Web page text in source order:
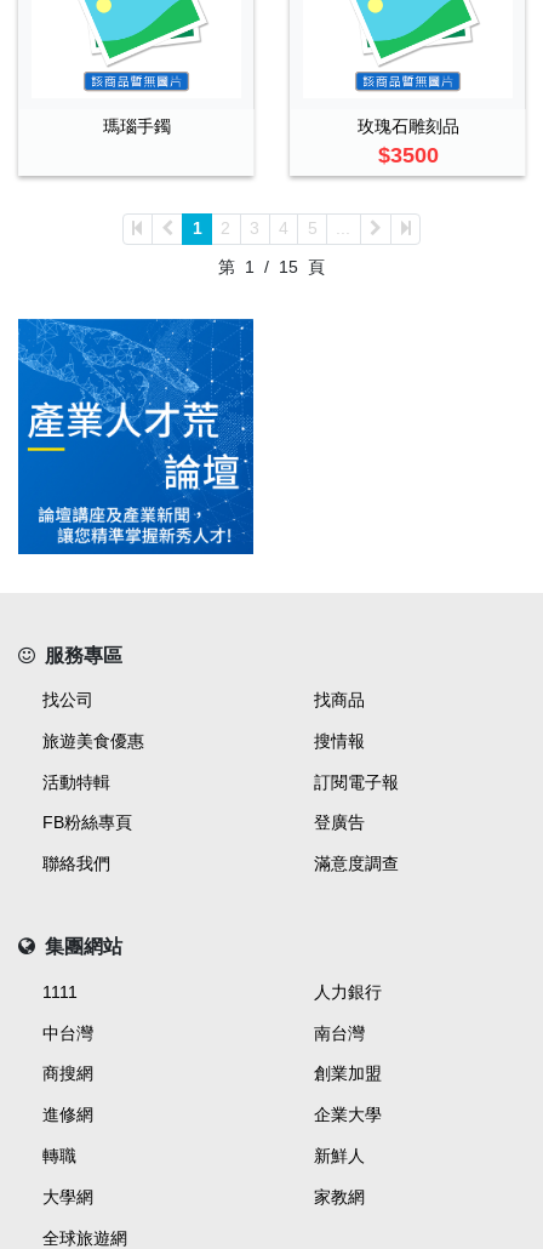
瑪瑙手鐲 玫瑰石雕刻品
$3500
1 2 3 4 5
...
第 1 / 15 頁
服務專區
找公司 找商品
旅遊美食優惠 搜情報
活動特輯 訂閱電子報
FB粉絲專頁 登廣告
聯絡我們 滿意度調查
集團網站
1111 人力銀行
中台灣 南台灣
商搜網 創業加盟
進修網 企業大學
轉職 新鮮人
大學網 家教網
全球旅遊網